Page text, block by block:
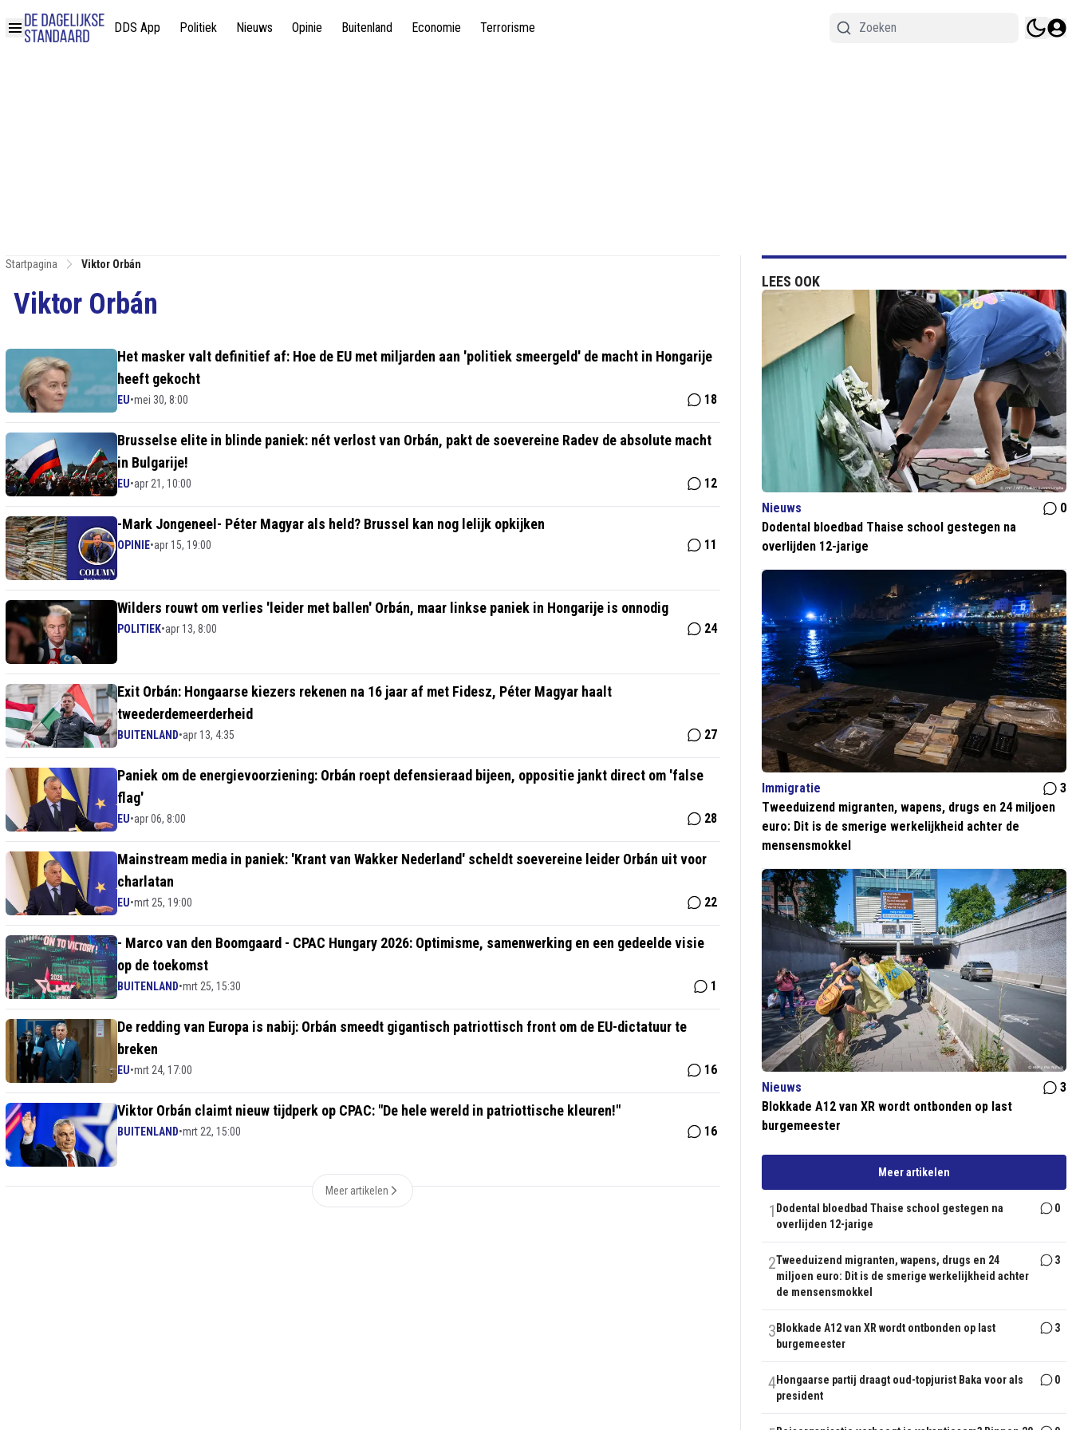
DDS App Politiek Nieuws Opinie Buitenland Economie Terrorisme
Startpagina Viktor Orbán
Viktor Orbán
Het masker valt definitief af: Hoe de EU met miljarden aan 'politiek smeergeld' de macht in Hongarije
heeft gekocht
EU•mei 30, 8:00 18
Brusselse elite in blinde paniek: nét verlost van Orbán, pakt de soevereine Radev de absolute macht
in Bulgarije!
EU•apr 21, 10:00 12
-Mark Jongeneel- Péter Magyar als held? Brussel kan nog lelijk opkijken
OPINIE•apr 15, 19:00 11
Wilders rouwt om verlies 'leider met ballen' Orbán, maar linkse paniek in Hongarije is onnodig
POLITIEK•apr 13, 8:00 24
Exit Orbán: Hongaarse kiezers rekenen na 16 jaar af met Fidesz, Péter Magyar haalt
tweederdemeerderheid
BUITENLAND•apr 13, 4:35 27
Paniek om de energievoorziening: Orbán roept defensieraad bijeen, oppositie jankt direct om 'false
flag'
EU•apr 06, 8:00 28
Mainstream media in paniek: 'Krant van Wakker Nederland' scheldt soevereine leider Orbán uit voor
charlatan
EU•mrt 25, 19:00 22
- Marco van den Boomgaard - CPAC Hungary 2026: Optimisme, samenwerking en een gedeelde visie
op de toekomst
BUITENLAND•mrt 25, 15:30 1
De redding van Europa is nabij: Orbán smeedt gigantisch patriottisch front om de EU-dictatuur te
breken
EU•mrt 24, 17:00 16
Viktor Orbán claimt nieuw tijdperk op CPAC: "De hele wereld in patriottische kleuren!"
BUITENLAND•mrt 22, 15:00 16
Meer artikelen
LEES OOK
Nieuws
0
Dodental bloedbad Thaise school gestegen na
overlijden 12-jarige
Immigratie
3
Tweeduizend migranten, wapens, drugs en 24 miljoen
euro: Dit is de smerige werkelijkheid achter de
mensensmokkel
Nieuws
3
Blokkade A12 van XR wordt ontbonden op last
burgemeester
Meer artikelen
1 Dodental bloedbad Thaise school gestegen na
overlijden 12-jarige
0
2Tweeduizend migranten, wapens, drugs en 24
miljoen euro: Dit is de smerige werkelijkheid achter
de mensensmokkel
3
3 Blokkade A12 van XR wordt ontbonden op last
burgemeester
3
4Hongaarse partij draagt oud-topjurist Baka voor als
president
0